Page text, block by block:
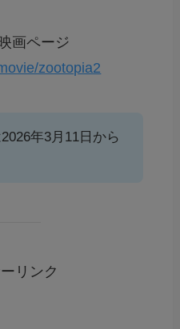
画ページ
zootopia2
年3月11日から
リンク